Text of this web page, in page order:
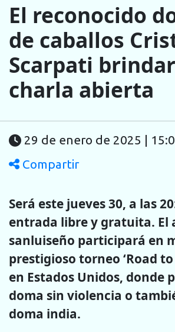
El reconocido
de caballos
Scarpati
charla abierta
29 de enero de 2025 |
Compartir
Será este jueves 30, a las
entrada libre y gratuita. El
sanluiseño participará en
prestigioso torneo ‘Road to
en Estados Unidos, donde
doma sin violencia o
doma india.